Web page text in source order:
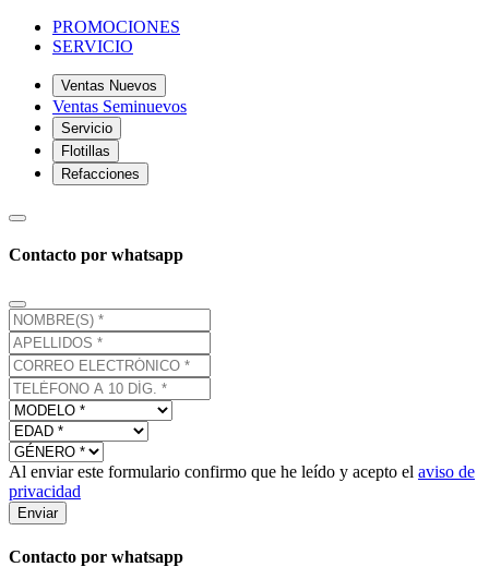
PROMOCIONES
SERVICIO
Ventas Nuevos
Ventas Seminuevos
Servicio
Flotillas
Refacciones
Contacto por whatsapp
Al enviar este formulario confirmo que he leído y acepto el aviso de
privacidad
Enviar
Contacto por whatsapp